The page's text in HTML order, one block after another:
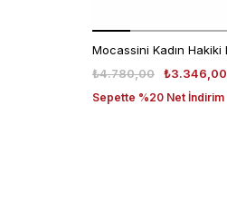
₺3.346,00
₺4.780,00
Sepette %20 Net İndirim